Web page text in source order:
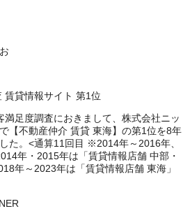
満足度調査におきまして、株式会社ニッ
【不動産仲介 賃貸 東海】の第1位を8年
た。<通算11回目 ※2014年～2016年、
年・2015年は「賃貸情報店舗 中部・
年～2023年は「賃貸情報店舗 東海」